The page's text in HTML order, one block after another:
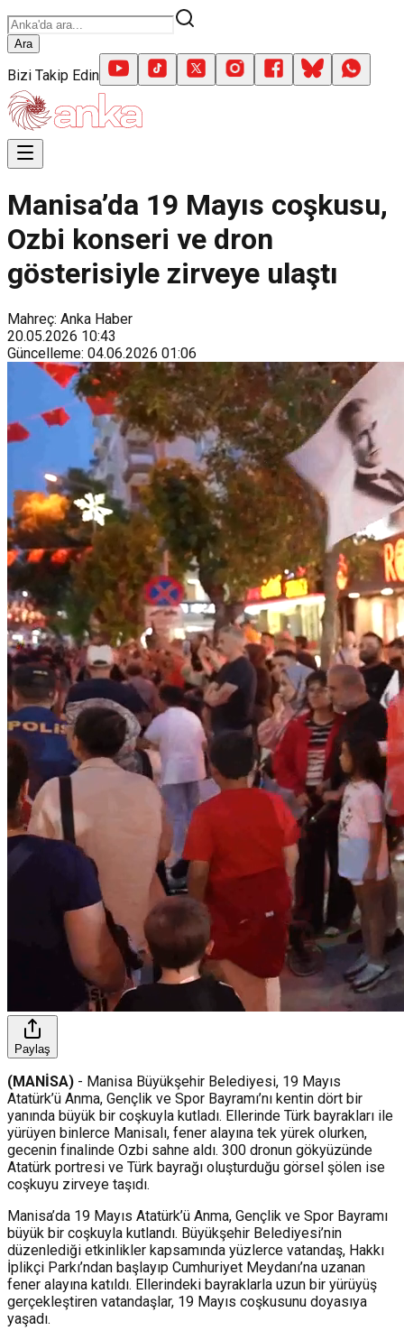
Ara
Bizi Takip Edin
Manisa’da 19 Mayıs coşkusu,
Ozbi konseri ve dron
gösterisiyle zirveye ulaştı
Mahreç: Anka Haber
20.05.2026 10:43
Güncelleme: 04.06.2026 01:06
Paylaş
(MANİSA) - Manisa Büyükşehir Belediyesi, 19 Mayıs
Atatürk’ü Anma, Gençlik ve Spor Bayramı’nı kentin dört bir
yanında büyük bir coşkuyla kutladı. Ellerinde Türk bayrakları ile
yürüyen binlerce Manisalı, fener alayına tek yürek olurken,
gecenin finalinde Ozbi sahne aldı. 300 dronun gökyüzünde
Atatürk portresi ve Türk bayrağı oluşturduğu görsel şölen ise
coşkuyu zirveye taşıdı.
Manisa’da 19 Mayıs Atatürk’ü Anma, Gençlik ve Spor Bayramı
büyük bir coşkuyla kutlandı. Büyükşehir Belediyesi’nin
düzenlediği etkinlikler kapsamında yüzlerce vatandaş, Hakkı
İplikçi Parkı’ndan başlayıp Cumhuriyet Meydanı’na uzanan
fener alayına katıldı. Ellerindeki bayraklarla uzun bir yürüyüş
gerçekleştiren vatandaşlar, 19 Mayıs coşkusunu doyasıya
yaşadı.